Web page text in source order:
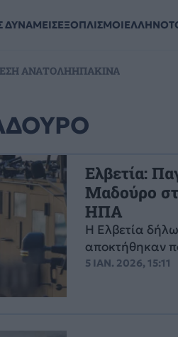
ΔΥΝΑΜΕΙΣΕΞΟΠΛΙΣΜΟΙ
ΑΝΑΤΟΛΗΗΠΑΚΙΝΑ
Ελβετία:
Μαδούρο
ΗΠΑ
Η Ελβετία
αποκτήθηκαν
5 ΙΑΝ. 2026, 15:11